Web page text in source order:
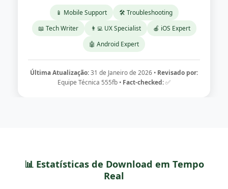
📱 Mobile Support
🛠️ Troubleshooting
📖 Tech Writer
👨‍💻 UX Specialist
🍎 iOS Expert
🤖 Android Expert
Última Atualização:31 de Janeiro de 2026 • Revisado por:
Equipe Técnica 555fb • Fact-checked:✅
📊 Estatísticas de Download em Tempo
Real